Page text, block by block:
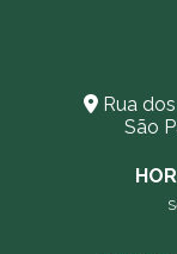
Rua dos
São